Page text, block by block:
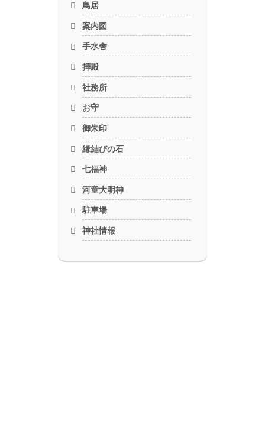
鳥居
案内図
手水舎
拝殿
社務所
お守
御朱印
縁結びの石
七福神
河童大明神
駐車場
神社情報